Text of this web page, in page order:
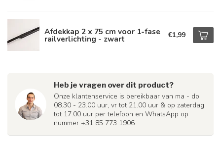
Afdekkap 2 x 75 cm voor 1-fase
railverlichting - zwart €1,99
Heb je vragen over dit product?
Onze klantenservice is bereikbaar van ma - do
08.30 - 23.00 uur, vr tot 21.00 uur & op zaterdag
tot 17.00 uur per telefoon en WhatsApp op
nummer +31 85 773 1906